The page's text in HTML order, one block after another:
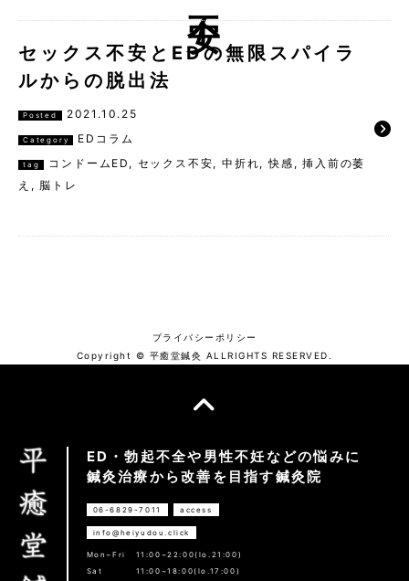
セックス不安とEDの無限スパイラ
ルからの脱出法
Posted 2021.10.25
Category EDコラム
tag コンドームED , セックス不安,中折れ,快感 ,挿入前の萎
え , 脳トレ
プライバシーポリシー
Copyright © 平癒堂鍼灸 ALLRIGHTS RESERVED.
ED・勃起不全や男性不妊などの悩みに
鍼灸治療から改善を目指す鍼灸院
06-6829-7011 access
info@heiyudou.click
Mon~Fri
11:00~22:00(lo.21:00)
Sat
11:00~18:00(lo.17:00)